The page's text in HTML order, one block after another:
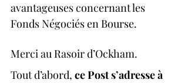
avantageuses concernant les
Fonds Négociés en Bourse.
Merci au Rasoir d’Ockham.
Tout d’abord, ce Post s’adresse à